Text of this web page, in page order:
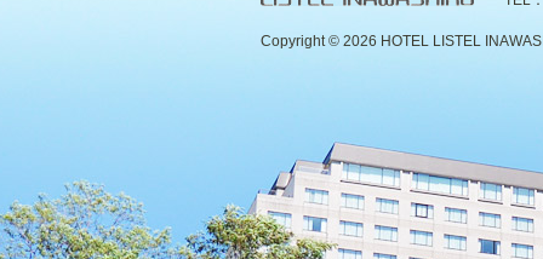
Copyright © 2026 HOTEL LISTEL